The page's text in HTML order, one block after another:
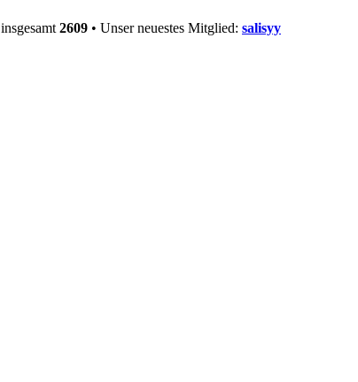
2609 • Unser neuestes Mitglied: salisyy